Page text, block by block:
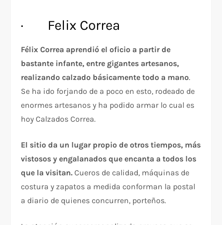
· Felix Correa
Félix Correa aprendió el oficio a partir de
bastante infante, entre gigantes artesanos,
realizando calzado básicamente todo a mano.
Se ha ido forjando de a poco en esto, rodeado de
enormes artesanos y ha podido armar lo cual es
hoy Calzados Correa.
El sitio da un lugar propio de otros tiempos, más
vistosos y engalanados que encanta a todos los
que la visitan. Cueros de calidad, máquinas de
costura y zapatos a medida conforman la postal
a diario de quienes concurren, porteños.